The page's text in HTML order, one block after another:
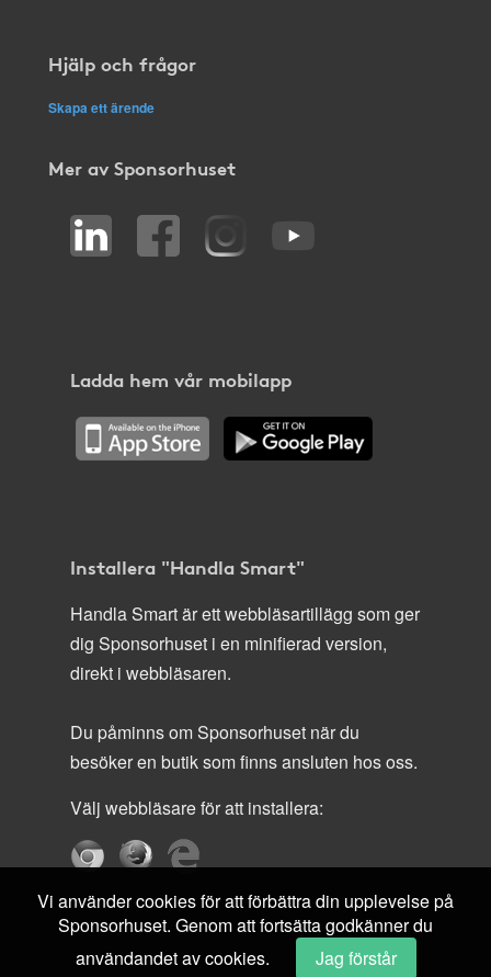
Hjälp och frågor
Skapa ett ärende
Mer av Sponsorhuset
Ladda hem vår mobilapp
Installera "Handla Smart"
Handla Smart är ett webbläsartillägg som ger
dig Sponsorhuset i en minifierad version,
direkt i webbläsaren.
Du påminns om Sponsorhuset när du
besöker en butik som finns ansluten hos oss.
Välj webbläsare för att installera:
Vi använder cookies för att förbättra din upplevelse på
Sponsorhuset. Genom att fortsätta godkänner du
användandet av cookies.
Jag förstår